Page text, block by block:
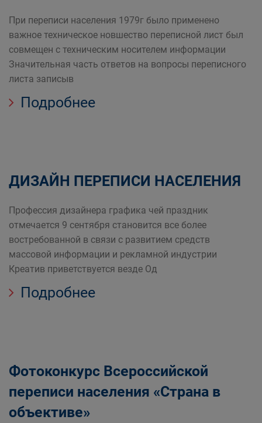
При переписи населения 1979г было применено
важное техническое новшество переписной лист был
совмещен с техническим носителем информации
Значительная часть ответов на вопросы переписного
листа записыв
Подробнее
ДИЗАЙН ПЕРЕПИСИ НАСЕЛЕНИЯ
Профессия дизайнера графика чей праздник
отмечается 9 сентября становится все более
востребованной в связи с развитием средств
массовой информации и рекламной индустрии
Креатив приветствуется везде Од
Подробнее
Фотоконкурс Всероссийской
переписи населения «Страна в
объективе»